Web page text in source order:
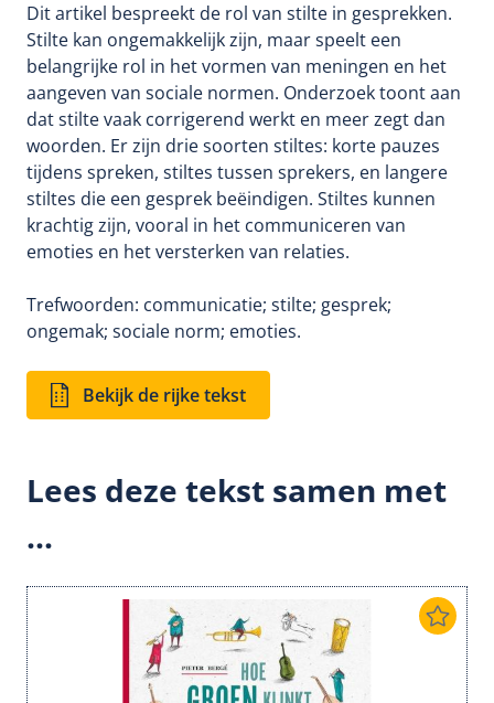
Dit artikel bespreekt de rol van stilte in gesprekken.
Stilte kan ongemakkelijk zijn, maar speelt een
belangrijke rol in het vormen van meningen en het
aangeven van sociale normen. Onderzoek toont aan
dat stilte vaak corrigerend werkt en meer zegt dan
woorden. Er zijn drie soorten stiltes: korte pauzes
tijdens spreken, stiltes tussen sprekers, en langere
stiltes die een gesprek beëindigen. Stiltes kunnen
krachtig zijn, vooral in het communiceren van
emoties en het versterken van relaties.
Trefwoorden: communicatie; stilte; gesprek;
ongemak; sociale norm; emoties.
Bekijk de rijke tekst
Lees deze tekst samen met
...